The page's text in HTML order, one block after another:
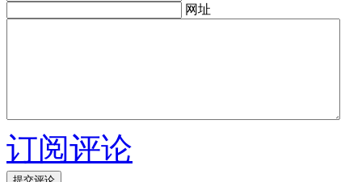
网址
订阅评论